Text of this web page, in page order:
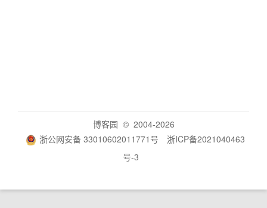
博客园 © 2004-2026
浙公网安备 33010602011771号
浙ICP备2021040463
号-3